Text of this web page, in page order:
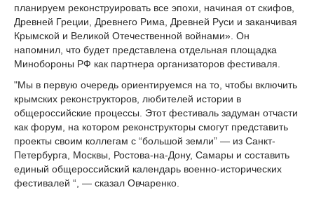
планируем реконструировать все эпохи, начиная от скифов,
Древней Греции, Древнего Рима, Древней Руси и заканчивая
Крымской и Великой Отечественной войнами». Он
напомнил, что будет представлена отдельная площадка
Минобороны РФ как партнера организаторов фестиваля.
"Мы в первую очередь ориентируемся на то, чтобы включить
крымских реконструкторов, любителей истории в
общероссийские процессы. Этот фестиваль задуман отчасти
как форум, на котором реконструкторы смогут представить
проекты своим коллегам с “большой земли” — из Санкт-
Петербурга, Москвы, Ростова-на-Дону, Самары и составить
единый общероссийский календарь военно-исторических
фестивалей “, — сказал Овчаренко.